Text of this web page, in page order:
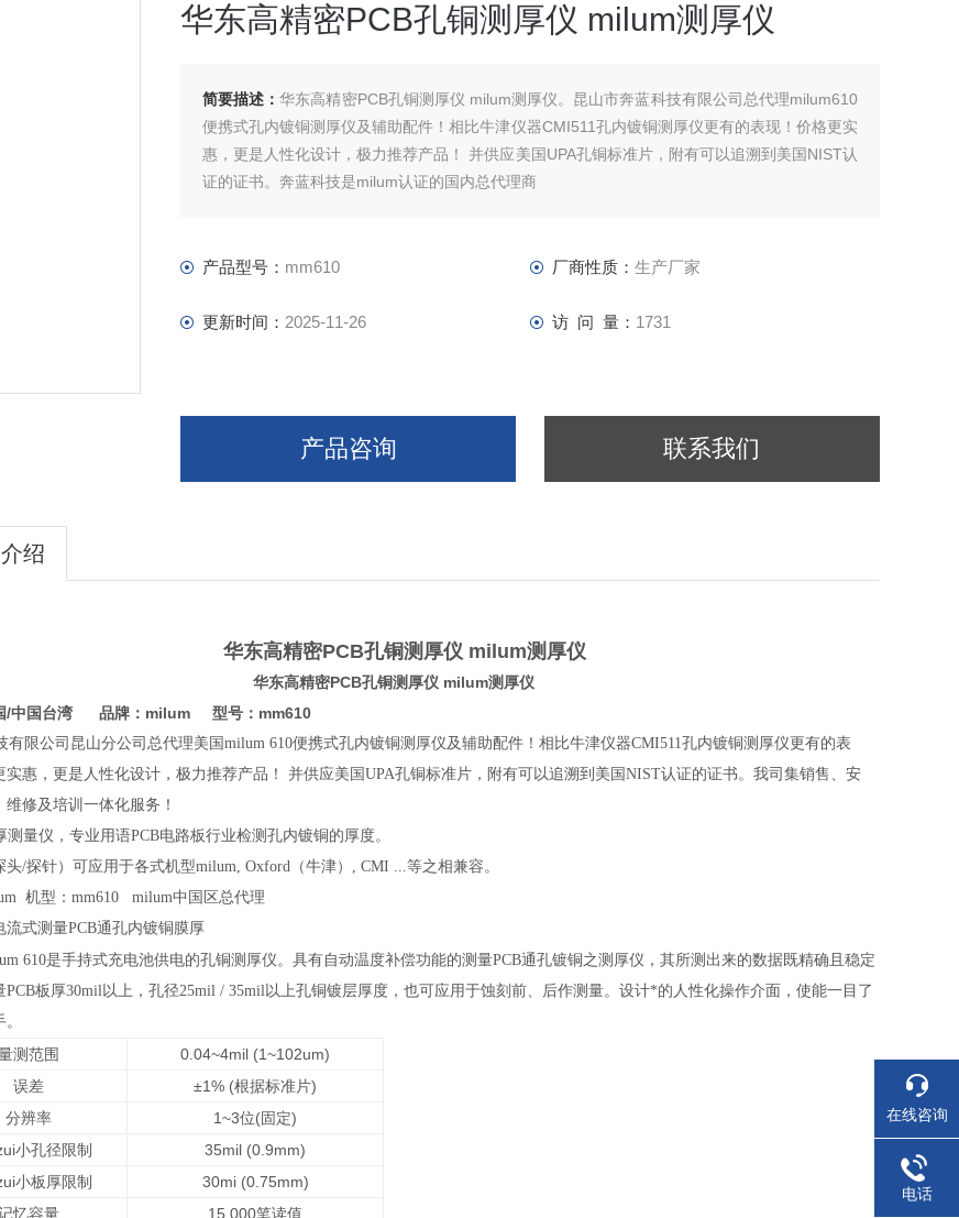
华东高精密PCB孔铜测厚仪 milum测厚仪
简要描述：华东高精密PCB孔铜测厚仪 milum测厚仪。昆山市奔蓝科技有限公司总代理milum610
便携式孔内镀铜测厚仪及辅助配件！相比牛津仪器CMI511孔内镀铜测厚仪更有的表现！价格更实
惠，更是人性化设计，极力推荐产品！ 并供应美国UPA孔铜标准片，附有可以追溯到美国NIST认
证的证书。奔蓝科技是milum认证的国内总代理商
产品型号： mm610 厂商性质： 生产厂家
更新时间： 2025-11-26 访 问 量： 1731
产品咨询 联系我们
绍
华东高精密PCB孔铜测厚仪 milum测厚仪
华东高精密PCB孔铜测厚仪 milum测厚仪
/中国台湾 品牌：milum 型号：mm610
限公司昆山分公司总代理美国milum 610便携式孔内镀铜测厚仪及辅助配件！相比牛津仪器CMI511孔内镀铜测厚仪更有的表
实惠，更是人性化设计，极力推荐产品！ 并供应美国UPA孔铜标准片，附有可以追溯到美国NIST认证的证书。我司集销售、安
维修及培训一体化服务！
测量仪，专业用语PCB电路板行业检测孔内镀铜的厚度。
头/探针）可应用于各式机型milum, Oxford（牛津）, CMI ...等之相兼容。
机型：mm610 milum中国区总代理
流式测量PCB通孔内镀铜膜厚
610是手持式充电池供电的孔铜测厚仪。具有自动温度补偿功能的测量PCB通孔镀铜之测厚仪，其所测出来的数据既精确且稳定
PCB板厚30mil以上，孔径25mil / 35mil以上孔铜镀层厚度，也可应用于蚀刻前、后作测量。设计*的人性化操作介面，使能一目了
测范围
0.04~4mil (1~102um)
误差
±1% (根据标准片)
分辨率
1~3位(固定)
小孔径限制
35mil (0.9mm)
小板厚限制
30mi (0.75mm)
忆容量
15,000笔读值
在线咨询
电话